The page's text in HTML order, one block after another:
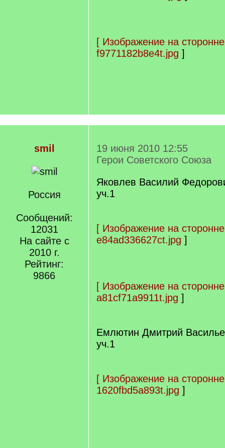
[ Изображение на
f9771182b8e4t.jpg ]
smil
Россия
Сообщений:
12031
На сайте с
2010 г.
Рейтинг:
9866
19 июня 2010 12:55
Герои Советского Союза
Яковлев Василий
уч.1
[ Изображение на
e84ad336627ct.jpg ]
[ Изображение на
a81cf71a9911t.jpg ]
Емлютин Дмитрий
уч.1
[ Изображение на
1620fbd5a893t.jpg ]